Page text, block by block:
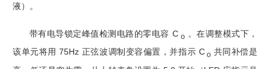
液）。
带有电导锁定峰值检测电路的零电容 Co 。在调整模式下，
该单元将用 75Hz 正弦波调制变容偏置，并指示 Co 共同补偿是